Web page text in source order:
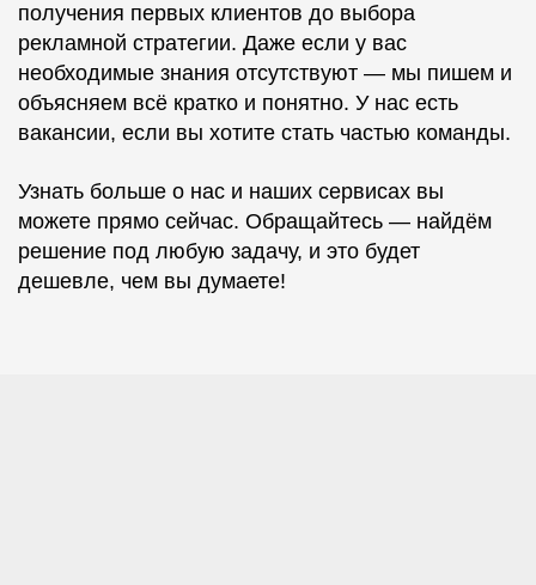
получения первых клиентов до выбора
рекламной стратегии. Даже если у вас
необходимые знания отсутствуют — мы пишем и
объясняем всё кратко и понятно. У нас есть
вакансии, если вы хотите стать частью команды.
Узнать больше о нас и наших сервисах вы
можете прямо сейчас. Обращайтесь — найдём
решение под любую задачу, и это будет
дешевле, чем вы думаете!